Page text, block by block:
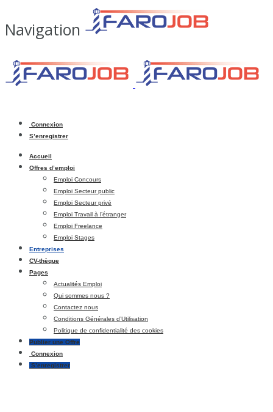
Navigation
Connexion
S’enregistrer
Accueil
Offres d’emploi
Emploi Concours
Emploi Secteur public
Emploi Secteur privé
Emploi Travail à l’étranger
Emploi Freelance
Emploi Stages
Entreprises
CV-thèque
Pages
Actualités Emploi
Qui sommes nous ?
Contactez nous
Conditions Générales d’Utilisation
Politique de confidentialité des cookies
Publier une Offre
Connexion
S’enregistrer